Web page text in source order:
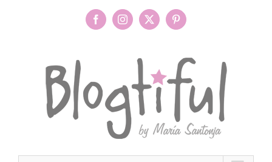
FacebookInstagram
X Pinterest